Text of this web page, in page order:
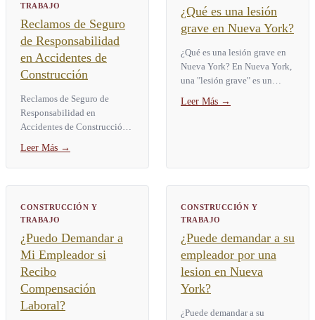
TRABAJO
Reclamos de Seguro
de Responsabilidad
en Accidentes de
Construcción
Reclamos de Seguro de
Responsabilidad en
Accidentes de Construcción
responsabilidad en un
accidente de construcción le
Leer Más →
¿Qué es una lesión
grave en Nueva York?
¿Qué es una lesión grave en
Nueva York? En Nueva York,
una "lesión grave" es un
Ley de Seguros § 5102(d).
Leer Más →
CONSTRUCCIÓN Y
TRABAJO
¿Puedo Demandar a
Mi Empleador si
Recibo
Compensación
Laboral?
CONSTRUCCIÓN Y
TRABAJO
¿Puede demandar a su
empleador por una
lesion en Nueva
York?
¿Puede demandar a su